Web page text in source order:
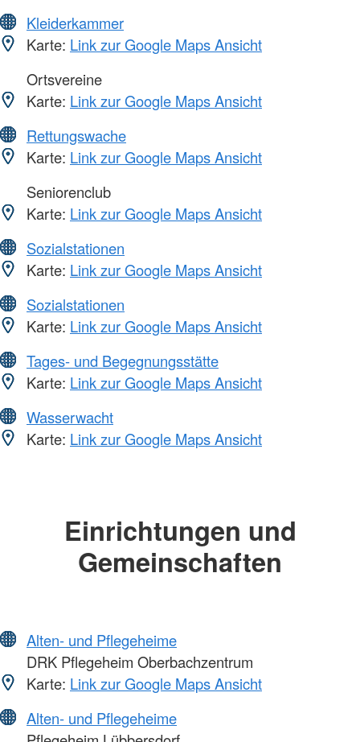
Kleiderkammer
Karte: Link zur Google Maps Ansicht
Ortsvereine
Karte: Link zur Google Maps Ansicht
Rettungswache
Karte: Link zur Google Maps Ansicht
Seniorenclub
Karte: Link zur Google Maps Ansicht
Sozialstationen
Karte: Link zur Google Maps Ansicht
Sozialstationen
Karte: Link zur Google Maps Ansicht
Tages- und Begegnungsstätte
Karte: Link zur Google Maps Ansicht
Wasserwacht
Karte: Link zur Google Maps Ansicht
Einrichtungen und
Gemeinschaften
Alten- und Pflegeheime
DRK Pflegeheim Oberbachzentrum
Karte: Link zur Google Maps Ansicht
Alten- und Pflegeheime